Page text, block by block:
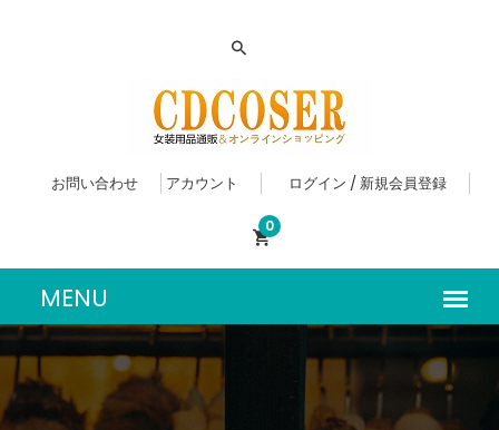
お問い合わせ アカウント ログイン / 新規会員登録
0